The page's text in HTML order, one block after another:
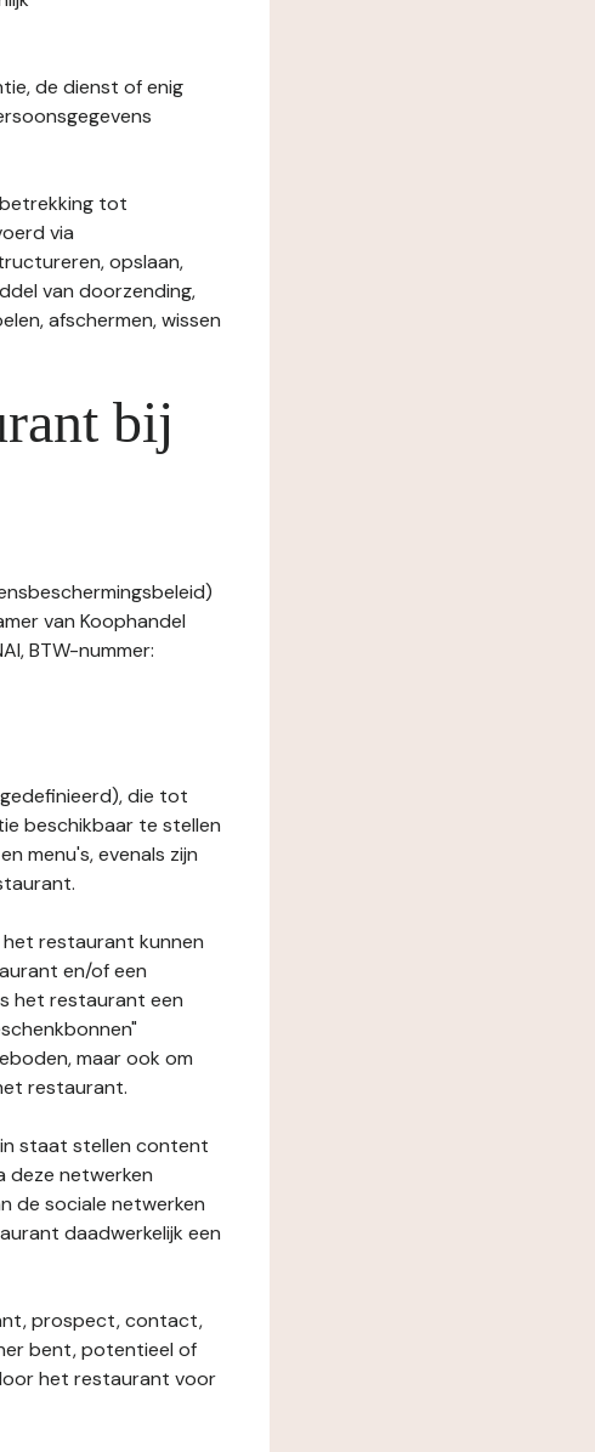
de dienst of enig
tot
via
opslaan,
van doorzending,
afschermen, wissen
bij
van Koophandel
BTW-nummer:
die tot
beschikbaar te stellen
menu's, evenals zijn
restaurant kunnen
en/of een
het restaurant een
maar ook om
restaurant.
staat stellen content
deze netwerken
de sociale netwerken
daadwerkelijk een
prospect, contact,
bent, potentieel of
het restaurant voor